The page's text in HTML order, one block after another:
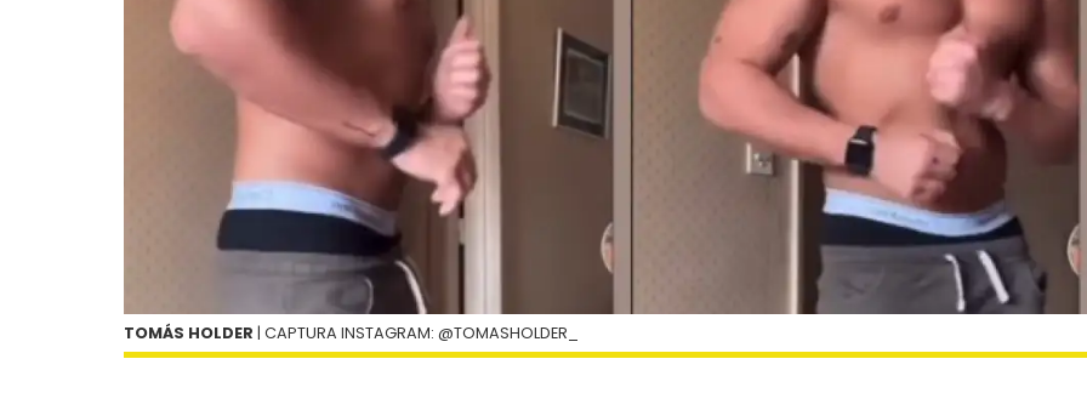
TOMÁS HOLDER | CAPTURA INSTAGRAM: @TOMASHOLDER_